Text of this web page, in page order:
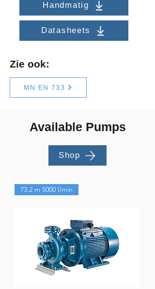
Handmatig
Datasheets
Zie ook:
MN EN 733
Available Pumps
Shop
73.2 m 5000 l/min